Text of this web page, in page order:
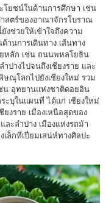
ยชน์ในด้านการศึกษา เช่น
สตร์ของอาณาจักรโบราณ
งช่วยให้เข้าใจถึงความ
นการเดินทาง เส้นทาง
หลัก เช่น ถนนพหลโยธิน
ปางไปจนถึงเชียงราย และ
ษณุโลกไปยังเชียงใหม่ รวม
น อุทยานแห่งชาติดอยอิน
บุในแผนที่ ได้แก่ เชียงใหม่
งราย เมืองเหนือสุดของ
ะลำปาง เมืองแห่งรถม้า
ล็กที่เปี่ยมเสน่ห์ทางศิลปะ